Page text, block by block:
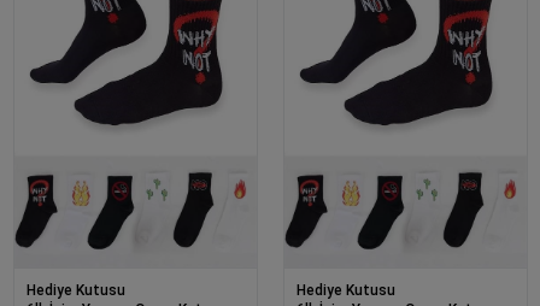
Hediye Kutusu
Hediye Kutusu